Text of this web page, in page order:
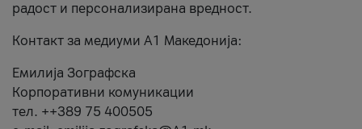
радост и персонализирана вредност.
Контакт за медиуми А1 Македонија:
Емилија Зографска
Корпоративни комуникации
тел. ++389 75 400505